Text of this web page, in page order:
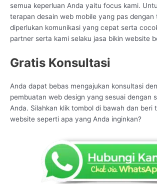
semua keperluan Anda yaitu focus kami.
terapan desain web mobile yang pas dengan
diperlukan komunikasi yang cepat serta
partner serta kami selaku jasa bikin website
Gratis Konsultasi
Anda dapat bebas mengajukan konsultasi
pembuatan web design yang sesuai dengan
Anda. Silahkan klik tombol di bawah dan beri
website seperti apa yang Anda inginkan?